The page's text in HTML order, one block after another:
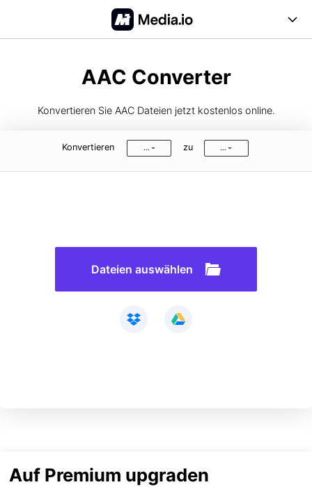
AAC Converter
Konvertieren Sie AAC Dateien jetzt kostenlos online.
Konvertieren ... zu ...
Dateien auswählen
Auf Premium upgraden